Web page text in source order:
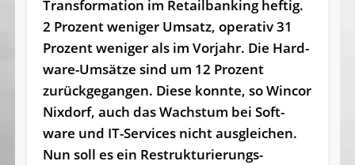
Trans­formati­on im Retail­banking heftig.
2 Prozent we­ni­ger Um­satz, ope­rativ 31
Prozent we­ni­ger als im Vorjahr. Die Hard­
ware-Umsät­ze sind um 12 Prozent
zurückgegan­gen. Die­se konnte, so Wincor
Nixdorf, auch das Wachs­tum bei Soft­
ware und IT-Services nicht aus­glei­chen.
Nun soll es ein Re­strukturierungs­